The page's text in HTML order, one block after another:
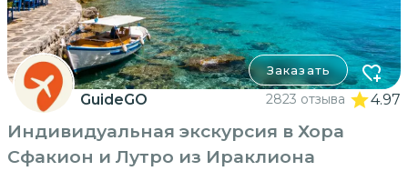
Заказать
GuideGO 2823 отзыва 4.97
Индивидуальная экскурсия в Хора
Сфакион и Лутро из Ираклиона